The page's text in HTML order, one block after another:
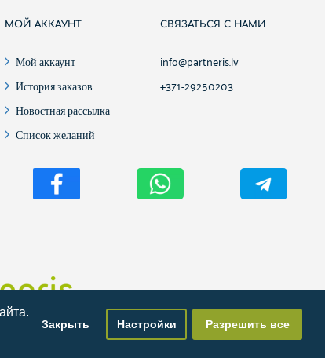
Закрыть Настройки Разрешить все
МОЙ АККАУНТ
Мой аккаунт
История заказов
Новостная рассылка
Список желаний
СВЯЗАТЬСЯ С НАМИ
info@partneris.lv
+371-29250203
создание и обслуживание сайтов от Partneris.lv